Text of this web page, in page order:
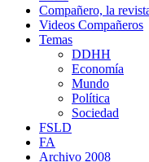
Compañero, la
Videos Compañeros
Temas
DDHH
Economía
Mundo
Política
Sociedad
FSLD
FA
Archivo 2008